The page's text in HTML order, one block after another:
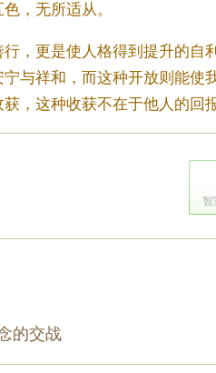
，无所适从。
，更是使人格得到提升的自
与祥和，而这种开放则能使
，这种收获不在于他人的回
智
的交战